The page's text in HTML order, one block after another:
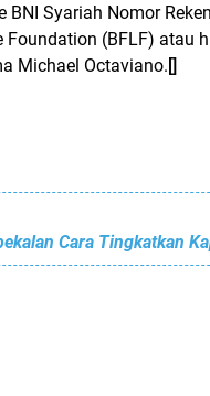
BNI Syariah Nomor
(BFLF) atau
Michael Octaviano. []